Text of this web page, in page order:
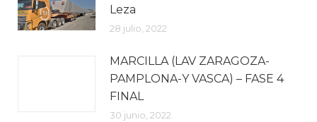
Leza
28 julio, 2022
MARCILLA (LAV ZARAGOZA-
PAMPLONA-Y VASCA) – FASE 4
FINAL
30 junio, 2022